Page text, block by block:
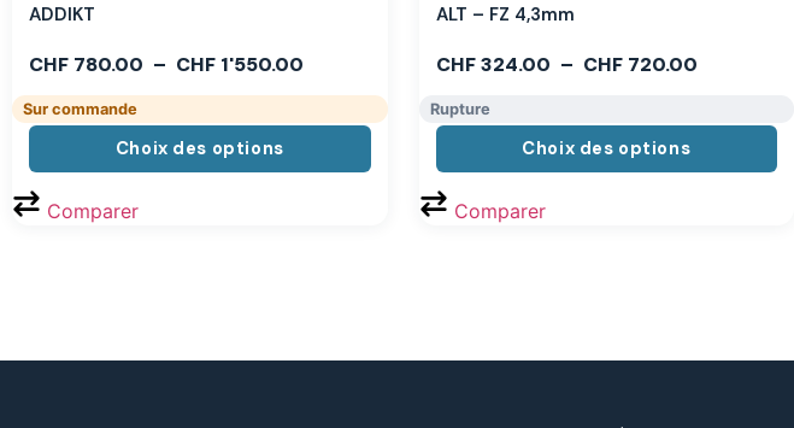
ADDIKT
CHF 780.00 – CHF 1'550.00
Sur commande
Choix des options
Comparer
ALT – FZ 4,3mm
CHF324.00 – CHF720.00
Rupture
Choix des options
Comparer